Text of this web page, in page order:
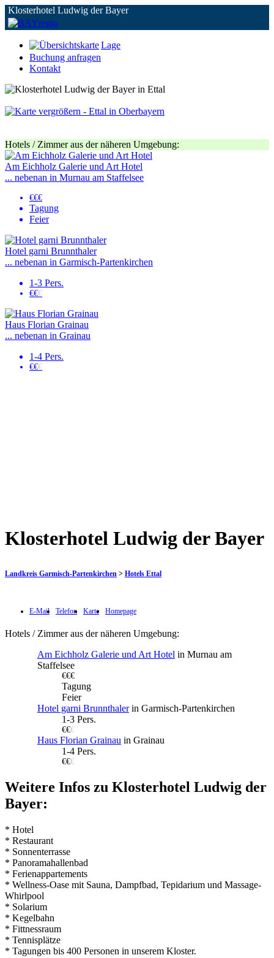
Klosterhotel Ludwig der Bayer
Lage
Buchung anfragen
Kontakt
Hotels / Zimmer aus der näheren Umgebung:
Am Eichholz Galerie und Art Hotel
... nebenan in Murnau am Staffelsee
€€€
Tagung
Feier
Hotel garni Brunnthaler
... nebenan in Garmisch-Partenkirchen
1-3 Pers.
€€€
Haus Florian Grainau
... nebenan in Grainau
1-4 Pers.
€€€
Klosterhotel Ludwig der Bayer
Landkreis Garmisch-Partenkirchen > Hotels Ettal
E-Mail Telefon Karte Homepage
Hotels / Zimmer aus der näheren Umgebung:
Am Eichholz Galerie und Art Hotel in Murnau am
Staffelsee
€€€
Tagung
Feier
Hotel garni Brunnthalerin Garmisch-Partenkirchen
1-3 Pers.
€€€
Haus Florian Grainau in Grainau
1-4 Pers.
€€€
Weitere Infos zu Klosterhotel Ludwig der
Bayer:
* Hotel
* Restaurant
* Sonnenterrasse
* Panoramahallenbad
* Ferienappartements
* Wellness-Oase mit Sauna, Dampfbad, Tepidarium und Massage-
Whirlpool
* Solarium
* Kegelbahn
* Fittnessraum
* Tennisplätze
* Tagungen bis 400 Personen in unserem Kloster.